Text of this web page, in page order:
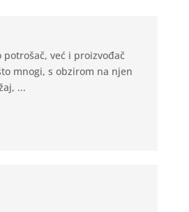
potrošač, već i proizvođač
mnogi, s obzirom na njen
...